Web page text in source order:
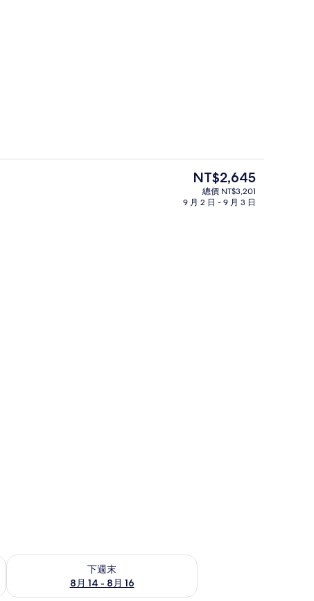
標準客房, 2 張單人床 | 羽絨被、客房
目
的
NT$2,645
總價 NT$3,201
9 月 2 日 - 9 月 3 日
下週末
8月 14 - 8月 16
查看下週末 (8月 14 - 8月 16) 的供應情況